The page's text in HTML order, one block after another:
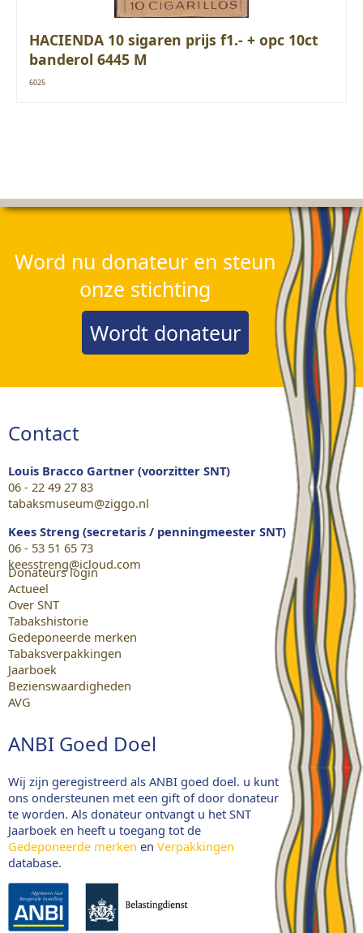
HACIENDA 10 sigaren prijs f1.- + opc 10ct
banderol 6445 M
6025
Word nu donateur en steun
onze stichting
Wordt donateur
Contact
Louis Bracco Gartner (voorzitter SNT)
06 - 22 49 27 83
tabaksmuseum@ziggo.nl
Kees Streng (secretaris / penningmeester SNT)
06 - 53 51 65 73
keesstreng@icloud.com
Donateurs login
Actueel
Over SNT
Tabakshistorie
Gedeponeerde merken
Tabaksverpakkingen
Jaarboek
Bezienswaardigheden
AVG
ANBI Goed Doel
Wij zijn geregistreerd als ANBI goed doel. u kunt
ons ondersteunen met een gift of door donateur
te worden. Als donateur ontvangt u het SNT
Jaarboek en heeft u toegang tot de
Gedeponeerde merken en Verpakkingen
database.